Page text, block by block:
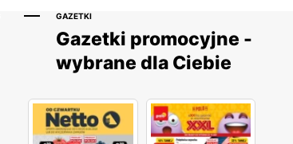
GAZETKI
Gazetki promocyjne -
wybrane dla Ciebie